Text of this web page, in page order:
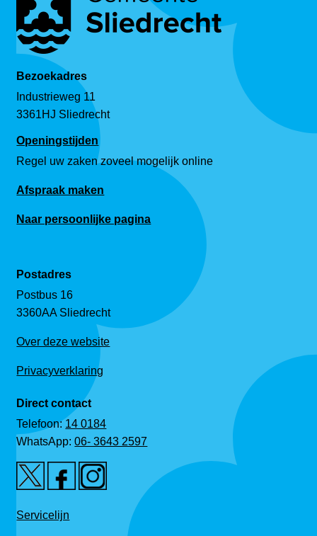
Bezoekadres
Industrieweg 11
3361HJ Sliedrecht
Openingstijden
Regel uw zaken zoveel mogelijk online
Afspraak maken
Naar persoonlijke pagina
Postadres
Postbus 16
3360AA Sliedrecht
Over deze website
Privacyverklaring
Direct contact
Telefoon:14 0184
WhatsApp:06- 3643 2597
Servicelijn